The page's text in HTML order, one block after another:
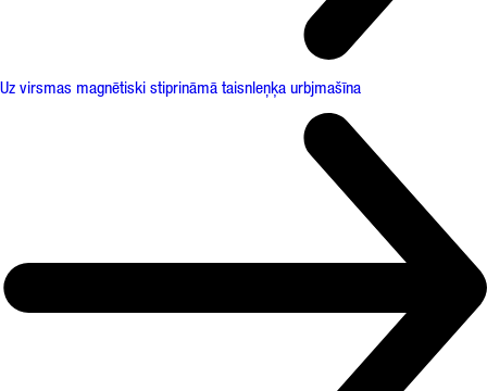
Uz virsmas magnētiski stiprināmā taisnleņķa urbjmašīna